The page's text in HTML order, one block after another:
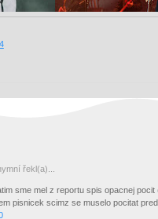
řekl(a)...
sme mel z reportu spis opacnej
pisnicek scimz se muselo pocitat